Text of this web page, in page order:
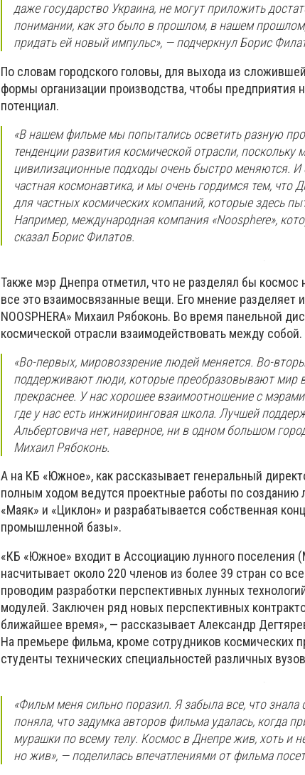
даже государство Украина, не могут приложить
понимании, как это было в прошлом, в нашем
придать ей новый импульс», — подчеркнул Борис
По словам городского головы, для выхода из
формы организации производства, чтобы предприятия
потенциал.
«В нашем фильме мы попытались осветить разную
тенденции развития космической отрасли, поскольку
цивилизационные подходы очень быстро меняются. И
частная космонавтика, и мы очень гордимся тем, что
для частных космических компаний, которые здесь
Например, международная компания «Noosphere»,
сказал Борис Филатов.
Также мэр Днепра отметил, что не разделял бы космос
все это взаимосвязанные вещи. Его мнение разделяет
NOOSPHERA» Михаил Рябоконь. Во время панельной
космической отрасли взаимодействовать между собой.
«Во-первых, мировоззрение людей меняется. Во-
поддерживают люди, которые преобразовывают мир
прекраснее. У нас хорошее взаимоотношение с
где у нас есть инжиниринговая школа. Лучшей
Альбертовича нет, наверное, ни в одном большом
Михаил Рябоконь.
А на КБ «Южное», как рассказывает генеральный
полным ходом ведутся проектные работы по созданию
«Маяк» и «Циклон» и разрабатывается собственная
промышленной базы».
«КБ «Южное» входит в Ассоциацию лунного поселения
насчитывает около 220 членов из более 39 стран со
проводим разработки перспективных лунных
модулей. Заключен ряд новых перспективных
ближайшее время», — рассказывает Александр
На премьере фильма, кроме сотрудников космических
студенты технических специальностей различных
«Фильм меня сильно поразил. Я забыла все, что
поняла, что задумка авторов фильма удалась, когда
мурашки по всему телу. Космос в Днепре жив, хоть и
но жив», — поделилась впечатлениями от фильма